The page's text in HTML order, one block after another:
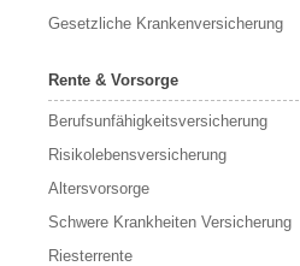
Gesetzliche Krankenversicherung
Rente & Vorsorge
Berufs­unfähigkeitsversicherung
Risikolebensversicherung
Altersvorsorge
Schwere Krankheiten Versicherung
Riesterrente